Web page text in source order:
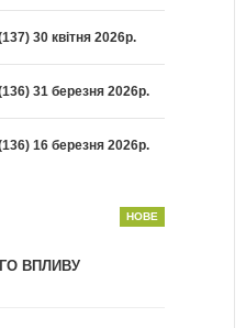
30 квітня 2026р.
31 березня 2026р.
16 березня 2026р.
ВПЛИВУ